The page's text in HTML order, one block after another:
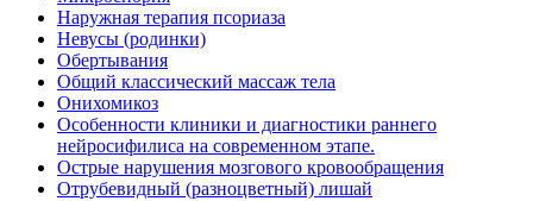
Наружная терапия псориаза
Невусы (родинки)
Обертывания
Общий классический массаж тела
Онихомикоз
Особенности клиники и диагностики раннего
нейросифилиса на современном этапе.
Острые нарушения мозгового кровообращения
Отрубевидный (разноцветный) лишай